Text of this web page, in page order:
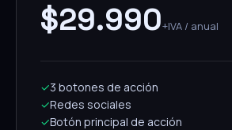
$29.990+IVA / anual
✓3 botones de acción
✓Redes sociales
✓Botón principal de acción